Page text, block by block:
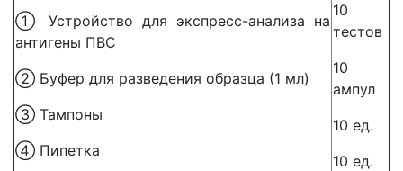
① Устройство для экспресс-анализа на
антигены ПВС
② Буфер для разведения образца (1 мл)
③ Тампоны
④ Пипетка
10
тестов
10
ампул
10 ед.
10 ед.